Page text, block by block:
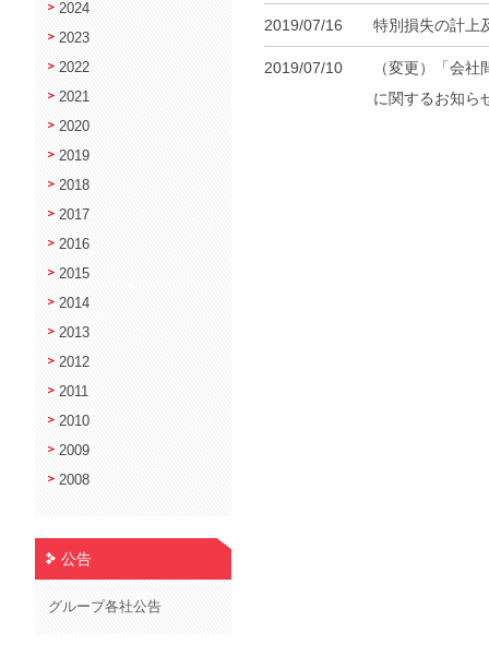
2024
2023
2022
2021
2020
2019
2018
2017
2016
2015
2014
2013
2012
2011
2010
2009
2008
公告
グループ各社公告
2019/07/16 特別損失の計上
2019/07/10
（変更）「会
に関するお知ら